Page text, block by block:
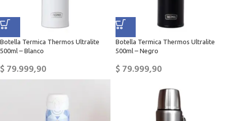
Botella Termica Thermos Ultralite
500ml – Blanco
$79.999,90
Botella Termica Thermos Ultralite
500ml – Negro
$79.999,90